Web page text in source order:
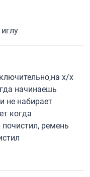
х/х
начинаешь
не набирает
когда
ремень